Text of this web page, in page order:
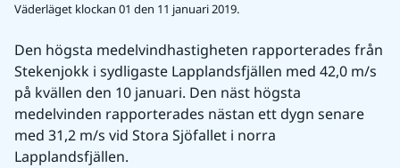
Väderläget klockan 01 den 11 januari 2019.
Den högsta medelvindhastigheten rapporterades från
Stekenjokk i sydligaste Lapplandsfjällen med 42,0 m/s
på kvällen den 10 januari. Den näst högsta
medelvinden rapporterades nästan ett dygn senare
med 31,2 m/s vid Stora Sjöfallet i norra
Lapplandsfjällen.